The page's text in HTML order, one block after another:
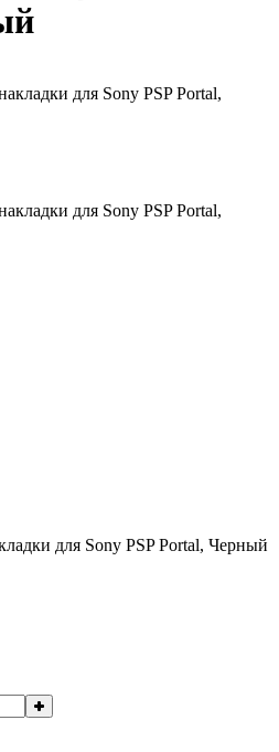
для Sony PSP Portal, Черный